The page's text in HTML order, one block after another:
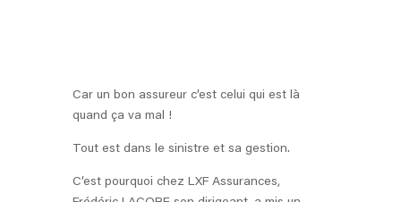
Car un bon assureur c’est celui qui est là
quand ça va mal !
Tout est dans le sinistre et sa gestion.
C’est pourquoi chez LXF Assurances,